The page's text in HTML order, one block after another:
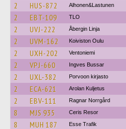
2 HUS-872 Alhonen&Lastunen
2 EBT-109 TLO
2 UVJ-222 Åbergin Linja
2 UVM-162 Koiviston Oulu
2 UXH-202 Ventoniemi
2 VPJ-660 Ingves Bussar
2 UXL-382 Porvoon kirjasto
2 ECA-621 Arolan Kuljetus
2 EBV-111 Ragnar Norrgård
8 MJS 935 Ceris Resor
8 MUH 187 Esse Trafik